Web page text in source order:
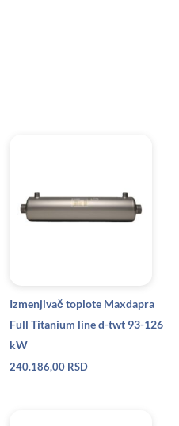
Izmenjivač toplote Maxdapra
Full Titanium line d-twt 93-126
kW
240.186,00 RSD